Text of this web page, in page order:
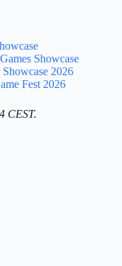
Showcase
2026
Fest 2026
CEST.